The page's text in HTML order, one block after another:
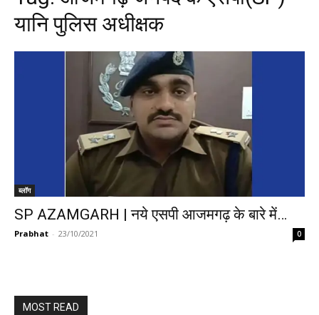
यानि पुलिस अधीक्षक
ब्लॉग
SP AZAMGARH | नये एसपी आजमगढ़ के बारे में…
Prabhat - 23/10/2021 0
MOST READ